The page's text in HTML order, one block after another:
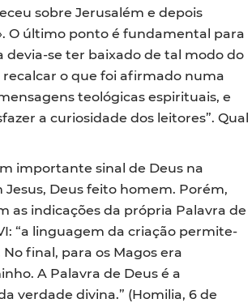
sobre Jerusalém e depois
O último ponto é fundamental para
se ter baixado de tal modo do
recalcar o que foi afirmado numa
teológicas espirituais, e
a curiosidade dos leitores”. Qual
importante sinal de Deus na
Deus feito homem. Porém,
as indicações da própria Palavra de
“a linguagem da criação permite-
final, para os Magos era
A Palavra de Deus é a
verdade divina.” (Homilia, 6 de